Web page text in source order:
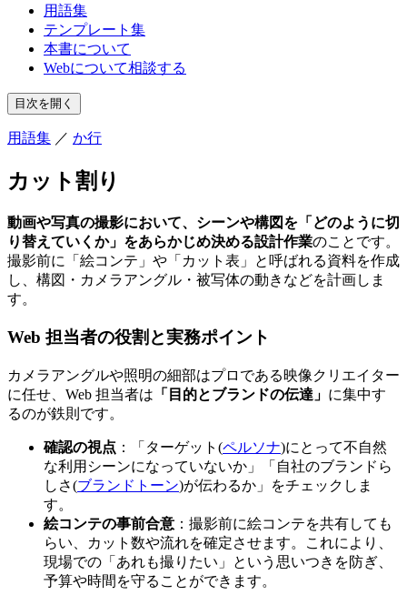
用語集
テンプレート集
本書について
Webについて相談する
目次を開く
用語集 ／ か行
カット割り
動画や写真の撮影において、シーンや構図を「どのように切
り替えていくか」をあらかじめ決める設計作業のことです。
撮影前に「絵コンテ」や「カット表」と呼ばれる資料を作成
し、構図・カメラアングル・被写体の動きなどを計画しま
す。
Web 担当者の役割と実務ポイント
カメラアングルや照明の細部はプロである映像クリエイター
に任せ、Web 担当者は 「目的とブランドの伝達」 に集中す
るのが鉄則です。
確認の視点 ：「ターゲット(ペルソナ)にとって不自然
な利用シーンになっていないか」「自社のブランドら
しさ(ブランドトーン)が伝わるか」をチェックしま
す。
絵コンテの事前合意 ：撮影前に絵コンテを共有しても
らい、カット数や流れを確定させます。これにより、
現場での「あれも撮りたい」という思いつきを防ぎ、
予算や時間を守ることができます。